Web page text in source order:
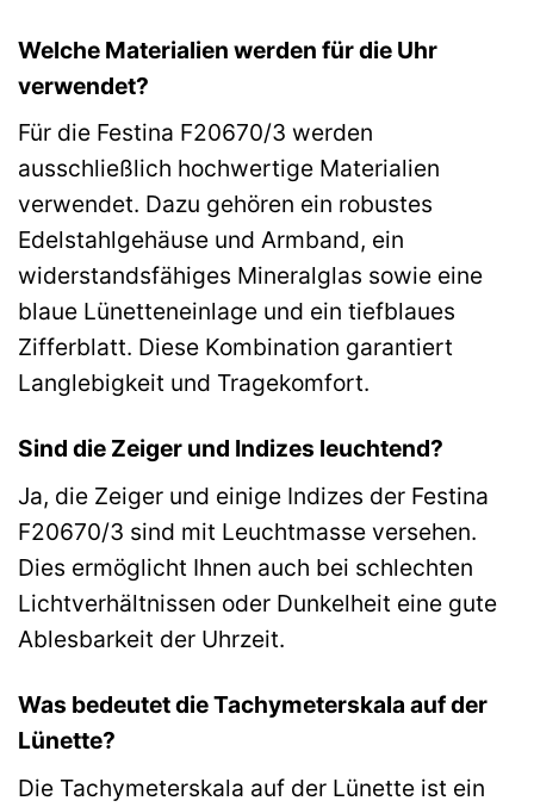
Welche Materialien werden für die Uhr
verwendet?
Für die Festina F20670/3 werden
ausschließlich hochwertige Materialien
verwendet. Dazu gehören ein robustes
Edelstahlgehäuse und Armband, ein
widerstandsfähiges Mineralglas sowie eine
blaue Lünetteneinlage und ein tiefblaues
Zifferblatt. Diese Kombination garantiert
Langlebigkeit und Tragekomfort.
Sind die Zeiger und Indizes leuchtend?
Ja, die Zeiger und einige Indizes der Festina
F20670/3 sind mit Leuchtmasse versehen.
Dies ermöglicht Ihnen auch bei schlechten
Lichtverhältnissen oder Dunkelheit eine gute
Ablesbarkeit der Uhrzeit.
Was bedeutet die Tachymeterskala auf der
Lünette?
Die Tachymeterskala auf der Lünette ist ein